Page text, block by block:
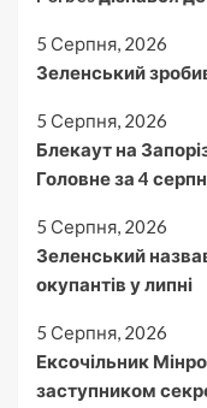
5 Серпня, 2026
Зеленський
5 Серпня, 2026
Блекаут на
Головне за 4
5 Серпня, 2026
Зеленський
окупантів у липні
5 Серпня, 2026
Ексочільник
заступником